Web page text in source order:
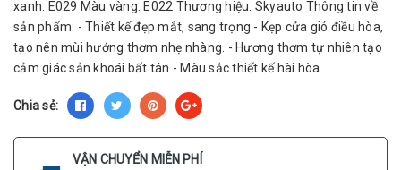
xanh: E029 Màu vàng: E022 Thương hiệu: Skyauto Thông tin về
sản phẩm: - Thiết kế đẹp mắt, sang trọng - Kẹp cửa gió điều hòa,
tạo nên mùi hướng thơm nhẹ nhàng. - Hương thơm tự nhiên tạo
cảm giác sản khoái bất tân - Màu sắc thiết kế hài hòa.
Chia sẻ:
VẬN CHUYỂN MIỄN PHÍ